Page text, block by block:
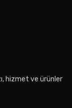
hizmet ve ürünler